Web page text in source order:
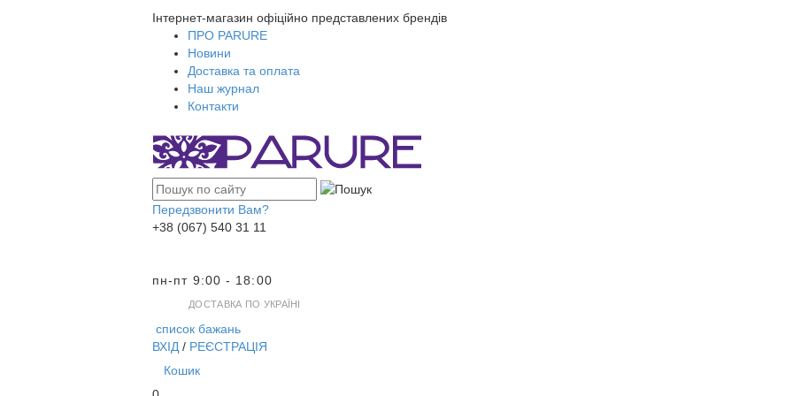
Інтернет-магазин офіційно представлених брендів
ПРО PARURE
Новини
Доставка та оплата
Наш журнал
Контакти
Передзвонити Вам?
+38 (067) 540 31 11
пн-пт 9:00 - 18:00
ДОСТАВКА ПО УКРАЇНІ
список бажань
ВХІД / РЕЄСТРАЦІЯ
Кошик